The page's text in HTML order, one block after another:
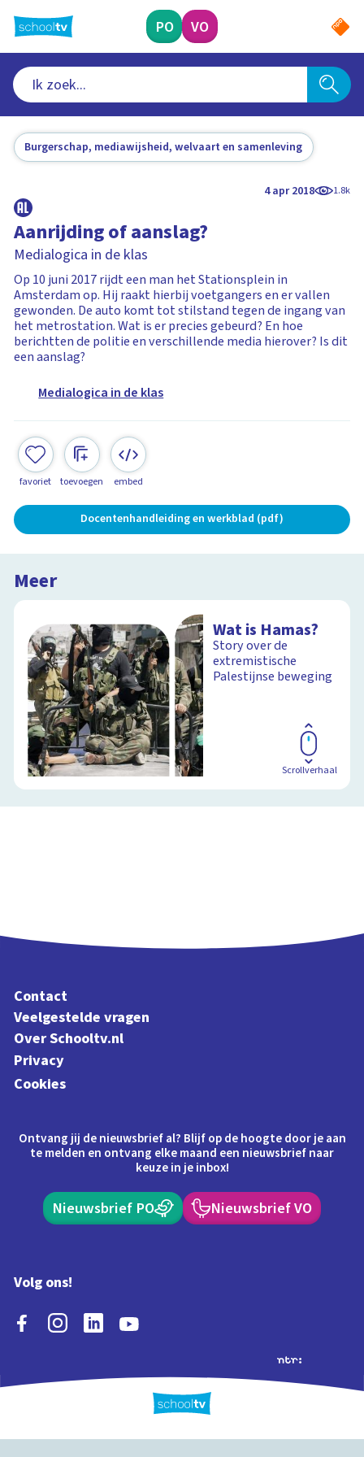
naar
hoofdinhoud
PO VO
Burgerschap, mediawijsheid, welvaart en samenleving
4 apr 2018 1.8k
Aanrijding of aanslag?
Medialogica in de klas
Op 10 juni 2017 rijdt een man het Stationsplein in
Amsterdam op. Hij raakt hierbij voetgangers en er vallen
gewonden. De auto komt tot stilstand tegen de ingang van
het metrostation. Wat is er precies gebeurd? En hoe
berichtten de politie en verschillende media hierover? Is dit
een aanslag?
Medialogica in de klas
favoriet toevoegen embed
Docentenhandleiding en werkblad (pdf)
Meer
Wat is Hamas?
Story over de
extremistische
Palestijnse beweging
Scrollverhaal
Contact
Veelgestelde vragen
Over Schooltv.nl
Privacy
Cookies
Ontvang jij de nieuwsbrief al? Blijf op de hoogte door je aan
te melden en ontvang elke maand een nieuwsbrief naar
keuze in je inbox!
Nieuwsbrief PO Nieuwsbrief VO
Volg ons!